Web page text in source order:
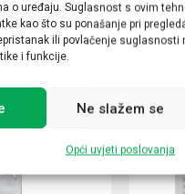
o uređaju. Suglasnost s ovim
kao što su ponašanje pri
ili povlačenje
i funkcije.
Ne slažem se
Opći uvjeti poslovanja